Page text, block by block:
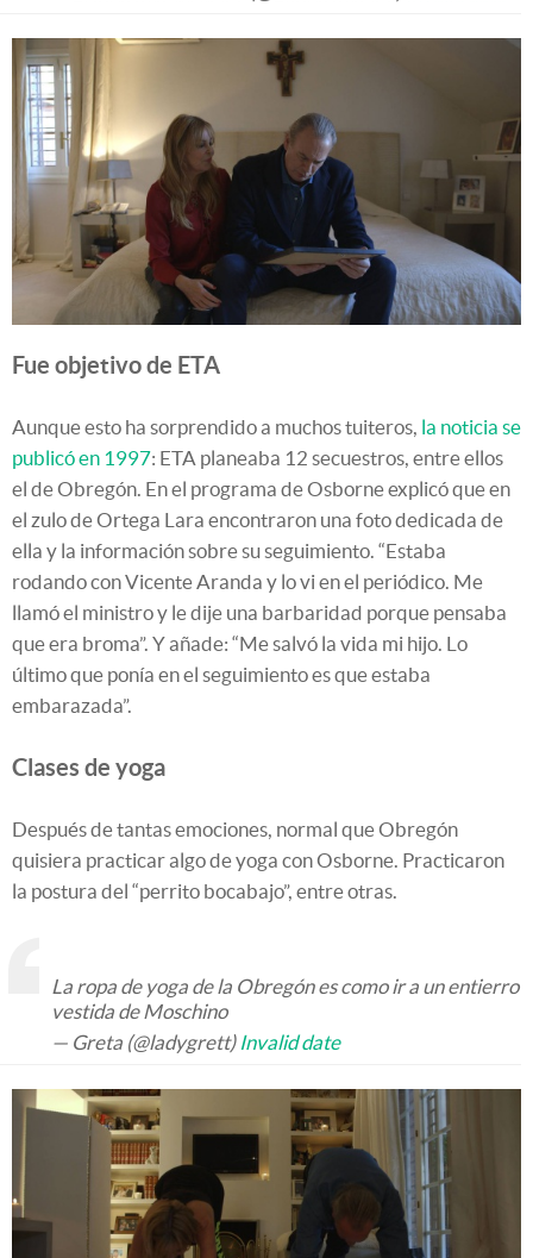
Fue objetivo de ETA
Aunque esto ha sorprendido a muchos tuiteros, la noticia se
publicó en 1997: ETA planeaba 12 secuestros, entre ellos
el de Obregón. En el programa de Osborne explicó que en
el zulo de Ortega Lara encontraron una foto dedicada de
ella y la información sobre su seguimiento. “Estaba
rodando con Vicente Aranda y lo vi en el periódico. Me
llamó el ministro y le dije una barbaridad porque pensaba
que era broma”. Y añade: “Me salvó la vida mi hijo. Lo
último que ponía en el seguimiento es que estaba
embarazada”.
Clases de yoga
Después de tantas emociones, normal que Obregón
quisiera practicar algo de yoga con Osborne. Practicaron
la postura del “perrito bocabajo”, entre otras.
La ropa de yoga de la Obregón es como ir a un entierro
vestida de Moschino
— Greta (@ladygrett) Invalid date